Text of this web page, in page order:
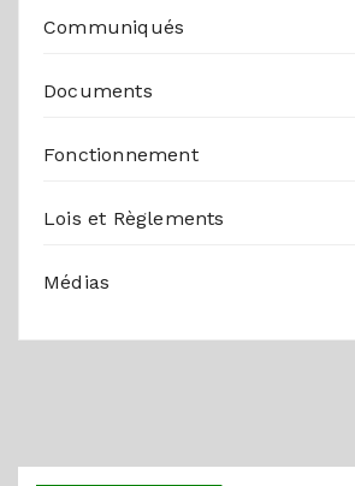
Communiqués
Documents
Fonctionnement
Lois et Règlements
Médias
ACTUALITÉS